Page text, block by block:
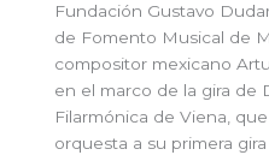
Fundación Gustavo
de Fomento Musical de
compositor mexicano
en el marco de la gira de
Filarmónica de Viena,
orquesta a su primera